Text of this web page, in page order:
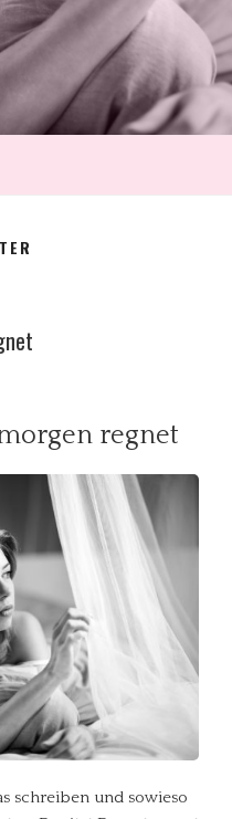
regnet
schreiben und sowieso